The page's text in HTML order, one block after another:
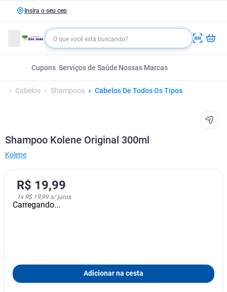
Insira o seu cep
Cupons Serviços de Saúde Nossas Marcas
Cabelos Shampoos Cabelos De Todos Os Tipos
Shampoo Kolene Original 300ml
Kolene
R$ 19,99
1x R$ 19,99s/ juros
Carregando...
Adicionar na cesta